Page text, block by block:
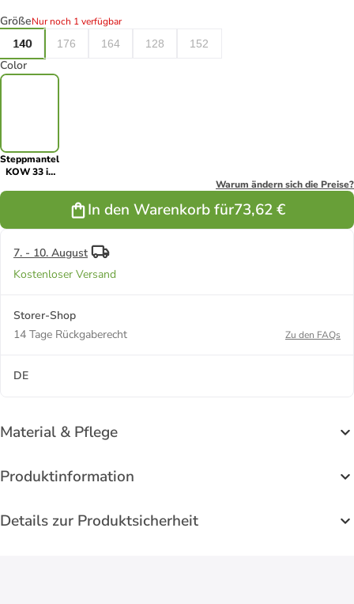
GrößeNur noch 1 verfügbar
140
176 164 128 152
Color
Steppmantel
KOW 33 in
Warum ändern sich die Preise?
In den Warenkorb für73,62 €
7. - 10. August
Kostenloser Versand
Storer-Shop
14 Tage Rückgaberecht
Zu den FAQs
DE
Material & Pflege
Produktinformation
Details zur Produktsicherheit